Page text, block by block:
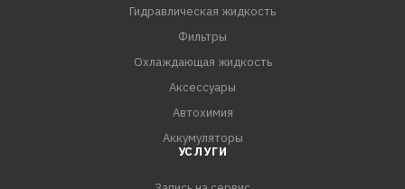
Гидравлическая жидкость
Фильтры
Охлаждающая жидкость
Аксессуары
Автохимия
Аккумуляторы
УСЛУГИ